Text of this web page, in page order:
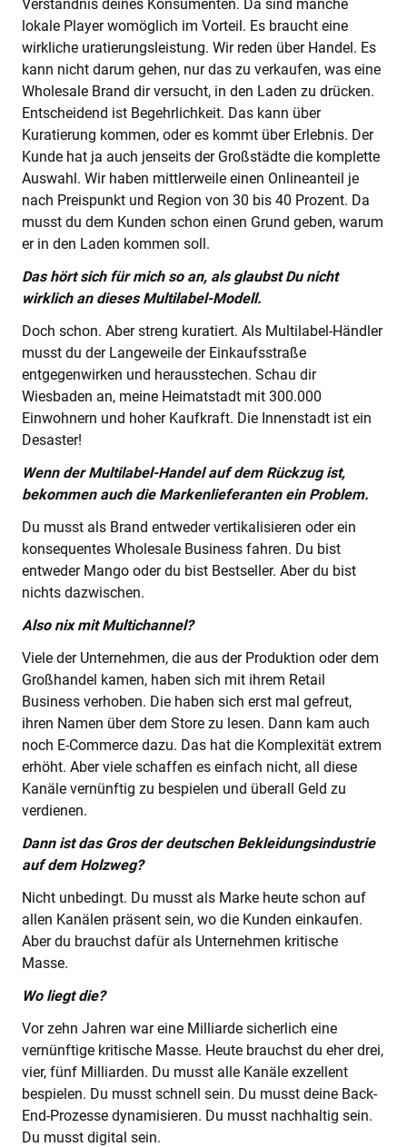
Verständnis deines Konsumenten. Da sind manche
lokale Player womöglich im Vorteil. Es braucht eine
wirkliche uratierungsleistung. Wir reden über Handel. Es
kann nicht darum gehen, nur das zu verkaufen, was eine
Wholesale Brand dir versucht, in den Laden zu drücken.
Entscheidend ist Begehrlichkeit. Das kann über
Kuratierung kommen, oder es kommt über Erlebnis. Der
Kunde hat ja auch jenseits der Großstädte die komplette
Auswahl. Wir haben mittlerweile einen Onlineanteil je
nach Preispunkt und Region von 30 bis 40 Prozent. Da
musst du dem Kunden schon einen Grund geben, warum
er in den Laden kommen soll.
Das hört sich für mich so an, als glaubst Du nicht
wirklich an dieses Multilabel-Modell.
Doch schon. Aber streng kuratiert. Als Multilabel-Händler
musst du der Langeweile der Einkaufsstraße
entgegenwirken und herausstechen. Schau dir
Wiesbaden an, meine Heimatstadt mit 300.000
Einwohnern und hoher Kaufkraft. Die Innenstadt ist ein
Desaster!
Wenn der Multilabel-Handel auf dem Rückzug ist,
bekommen auch die Markenlieferanten ein Problem.
Du musst als Brand entweder vertikalisieren oder ein
konsequentes Wholesale Business fahren. Du bist
entweder Mango oder du bist Bestseller. Aber du bist
nichts dazwischen.
Also nix mit Multichannel?
Viele der Unternehmen, die aus der Produktion oder dem
Großhandel kamen, haben sich mit ihrem Retail
Business verhoben. Die haben sich erst mal gefreut,
ihren Namen über dem Store zu lesen. Dann kam auch
noch E-Commerce dazu. Das hat die Komplexität extrem
erhöht. Aber viele schaffen es einfach nicht, all diese
Kanäle vernünftig zu bespielen und überall Geld zu
verdienen.
Dann ist das Gros der deutschen Bekleidungsindustrie
auf dem Holzweg?
Nicht unbedingt. Du musst als Marke heute schon auf
allen Kanälen präsent sein, wo die Kunden einkaufen.
Aber du brauchst dafür als Unternehmen kritische
Masse.
Wo liegt die?
Vor zehn Jahren war eine Milliarde sicherlich eine
vernünftige kritische Masse. Heute brauchst du eher drei,
vier, fünf Milliarden. Du musst alle Kanäle exzellent
bespielen. Du musst schnell sein. Du musst deine Back-
End-Prozesse dynamisieren. Du musst nachhaltig sein.
Du musst digital sein.